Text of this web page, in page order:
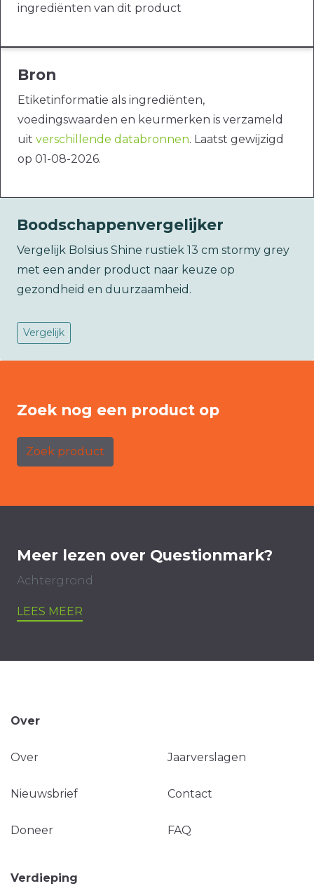
ingrediënten van dit product
Bron
Etiketinformatie als ingrediënten,
voedingswaarden en keurmerken is verzameld
uit verschillende databronnen. Laatst gewijzigd
op 01-08-2026.
Boodschappenvergelijker
Vergelijk Bolsius Shine rustiek 13 cm stormy grey
met een ander product naar keuze op
gezondheid en duurzaamheid.
Vergelijk
Zoek nog een product op
Zoek product
Meer lezen over Questionmark?
Achtergrond
LEES MEER
Over
Over Jaarverslagen
Nieuwsbrief Contact
Doneer FAQ
Verdieping